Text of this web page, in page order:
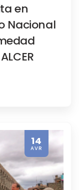
en
Nacional
14
AVR